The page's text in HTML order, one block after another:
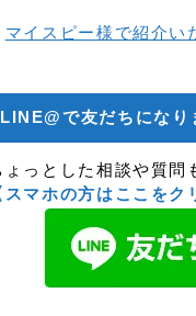
マイスピー様で紹介い
LINE@で友だちになり
ょっとした相談や質問
スマホの方はここをク